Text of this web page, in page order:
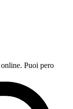
Puoi pero